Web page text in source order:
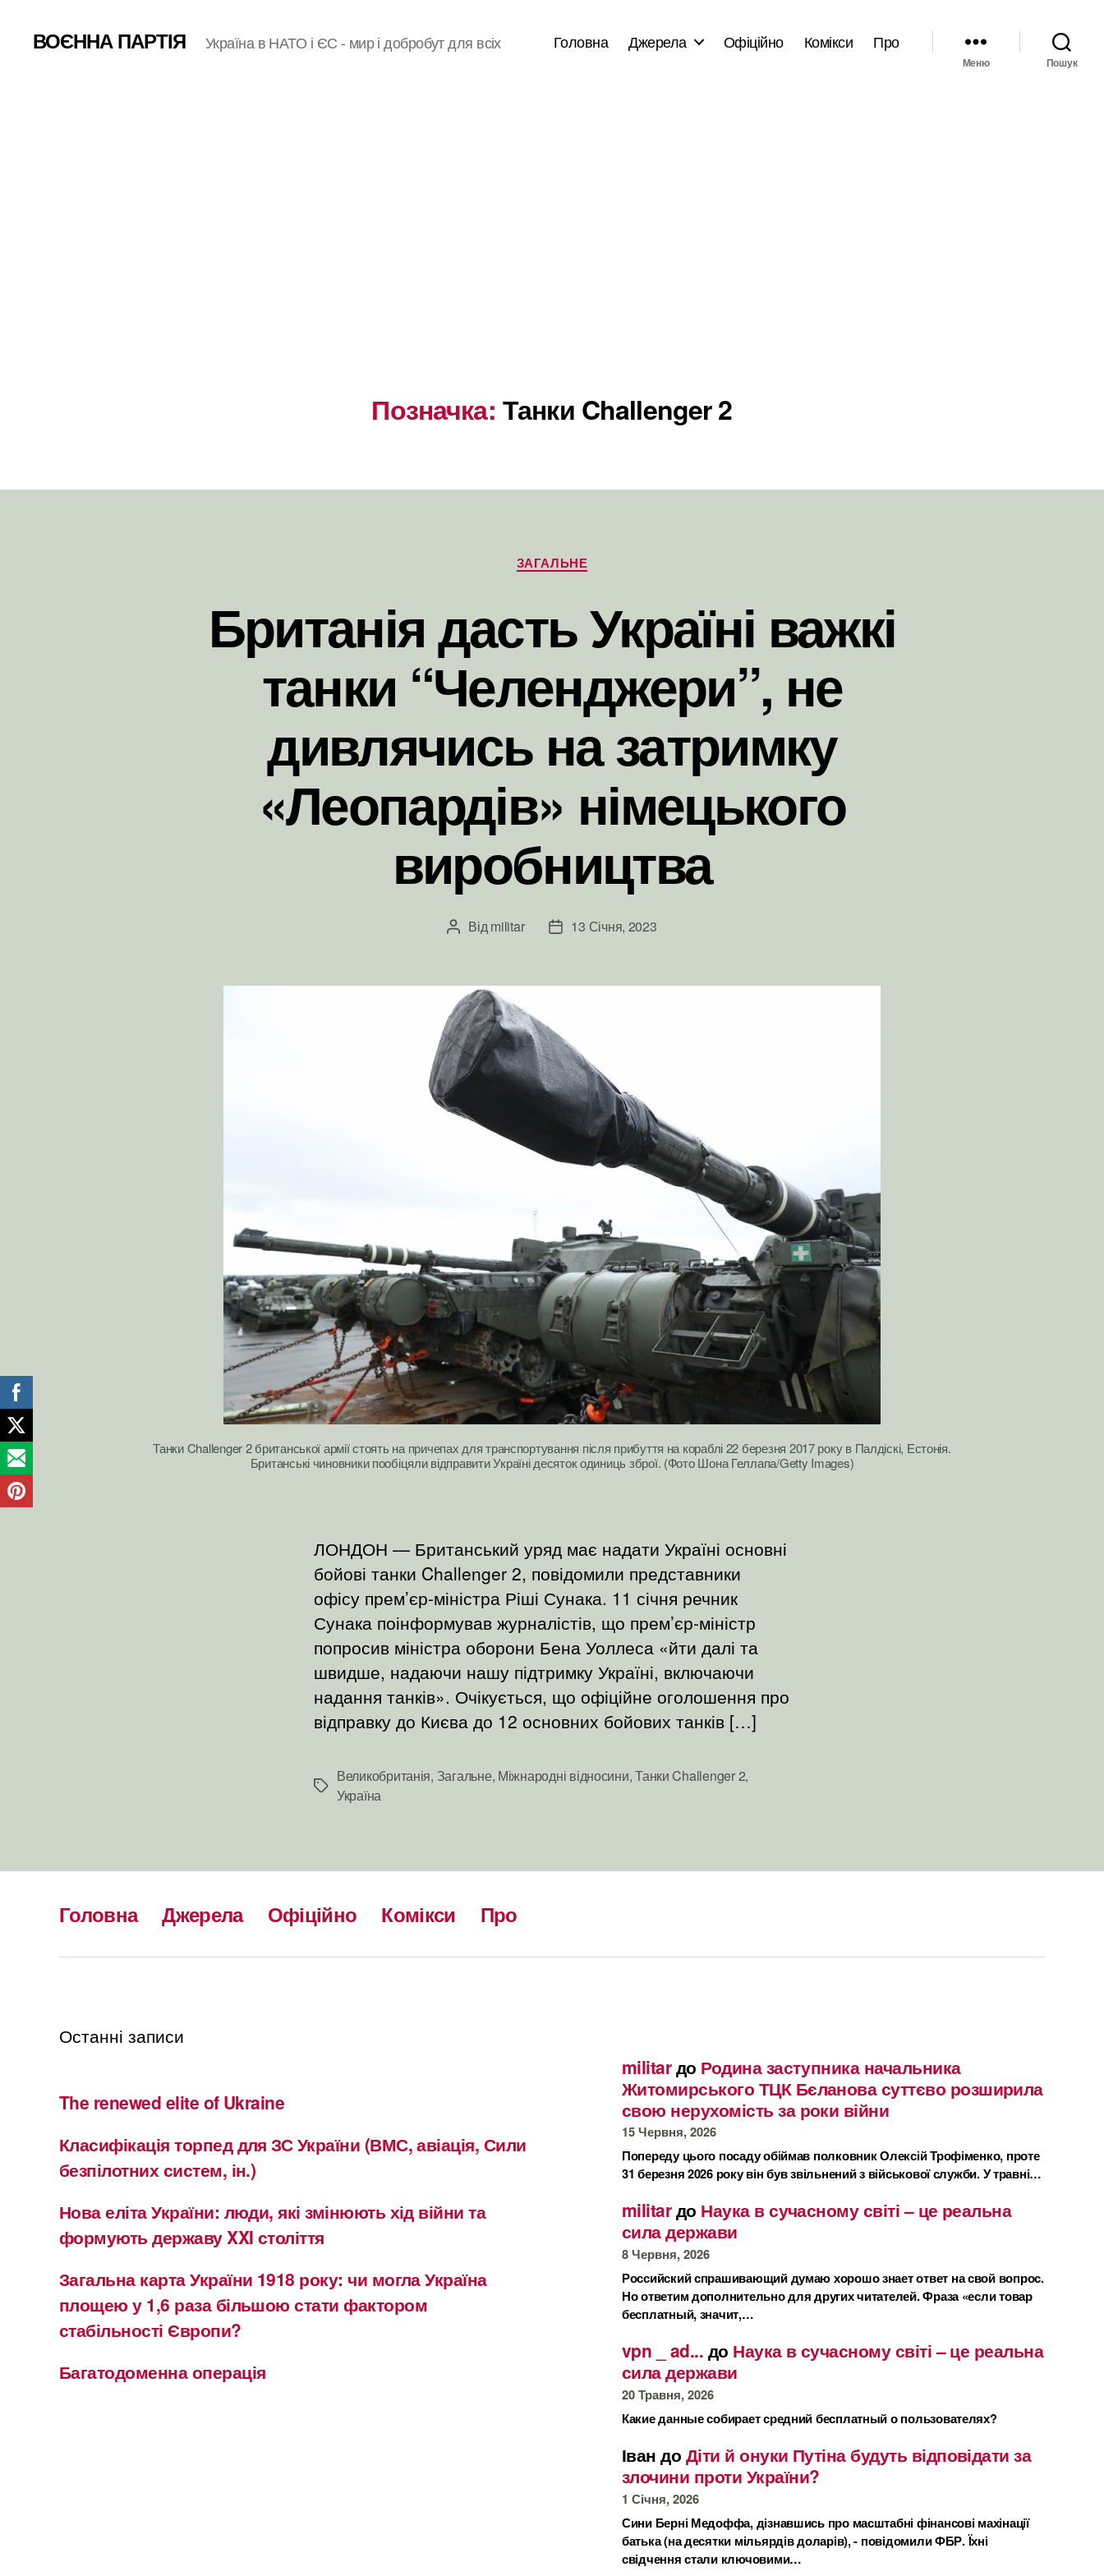
ВОЄННА ПАРТІЯ Україна в НАТО і ЄС - мир і добробут для всіх Головна Джерела Офіційно Комікси Про
Меню Пошук
Позначка: Танки Challenger 2
Категорії
ЗАГАЛЬНЕ
Британія дасть Україні важкі
танки “Челенджери”, не
дивлячись на затримку
«Леопардів» німецького
виробництва
Автор
Від militar
Дата13 Січня, 2023
Танки Challenger 2 британської армії стоять на причепах для транспортування після прибуття на кораблі 22 березня 2017 року в Палдіскі, Естонія.
Британські чиновники пообіцяли відправити Україні десяток одиниць зброї. (Фото Шона Геллапа/Getty Images)
ЛОНДОН — Британський уряд має надати Україні основні
бойові танки Challenger 2, повідомили представники
офісу прем’єр-міністра Ріші Сунака. 11 січня речник
Сунака поінформував журналістів, що прем’єр-міністр
попросив міністра оборони Бена Уоллеса «йти далі та
швидше, надаючи нашу підтримку Україні, включаючи
надання танків». Очікується, що офіційне оголошення про
відправку до Києва до 12 основних бойових танків […]
Позначки
Великобританія, Загальне, Міжнародні відносини,Танки Challenger 2,
Україна
Головна Джерела Офіційно Комікси Про
Останні записи
The renewed elite of Ukraine
Класифікація торпед для ЗС України (ВМС, авіація, Сили
безпілотних систем, ін.)
Нова еліта України: люди, які змінюють хід війни та
формують державу XXI століття
Загальна карта України 1918 року: чи могла Україна
площею у 1,6 раза більшою стати фактором
стабільності Європи?
Багатодоменна операція
militarдо Родина заступника начальника
Житомирського ТЦК Бєланова суттєво розширила
свою нерухомість за роки війни
15 Червня, 2026
Попереду цього посаду обіймав полковник Олексій Трофіменко, проте
31 березня 2026 року він був звільнений з військової служби. У травні…
militarдо Наука в сучасному світі – це реальна
сила держави
8 Червня, 2026
Российский спрашивающий думаю хорошо знает ответ на свой вопрос.
Но ответим дополнительно для других читателей. Фраза «если товар
бесплатный, значит,…
vpn _ ad... до Наука в сучасному світі – це реальна
сила держави
20 Травня, 2026
Какие данные собирает средний бесплатный о пользователях?
Іван до Діти й онуки Путіна будуть відповідати за
злочини проти України?
1 Січня, 2026
Сини Берні Медоффа, дізнавшись про масштабні фінансові махінації
батька (на десятки мільярдів доларів), - повідомили ФБР. Їхні
свідчення стали ключовими…